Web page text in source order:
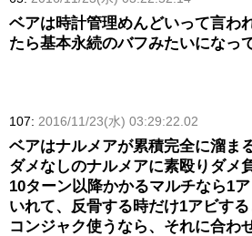
ベアは時計管理めんどいって言
たら基本永続のバフみたいになっ
107: 2016/11/23(水) 03:29:22.02
ベアはナルメアが累積完全に溜ま
ダメなしのナルメアに素殴りダメ
10ターン以降かかるマルチなら1
いれて、反骨する時だけ1アビす
コンジャク使うなら、それに合わ